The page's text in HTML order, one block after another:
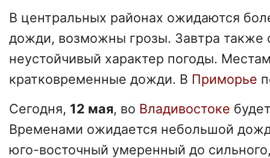
В центральных районах ожидаются
дожди, возможны грозы. Завтра также
неустойчивый характер погоды.
кратковременные дожди. В Приморье
Сегодня, 12 мая, во Владивостоке
Временами ожидается небольшой
юго-восточный умеренный до